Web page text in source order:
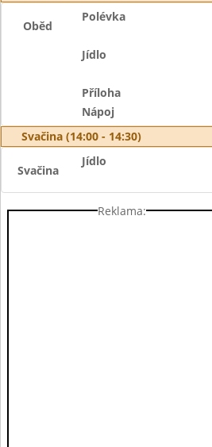
Oběd
Polévka
Jídlo
Příloha
Nápoj
Svačina (14:00 - 14:30)
Svačina
Jídlo
Reklama: